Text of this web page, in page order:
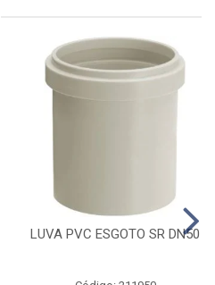
LUVA PVC ESGOTO SR DN50